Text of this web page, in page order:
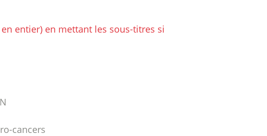
entier) en mettant les sous-titres si
cancers